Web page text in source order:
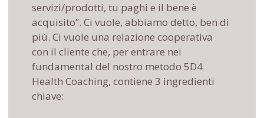
servizi/prodotti, tu paghi e il bene è
acquisito”. Ci vuole, abbiamo detto, ben di
più. Ci vuole una relazione cooperativa
con il cliente che, per entrare nei
fundamental del nostro metodo 5D4
Health Coaching, contiene 3 ingredienti
chiave: